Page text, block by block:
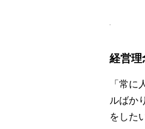
経営理
「常
ルばか
をした